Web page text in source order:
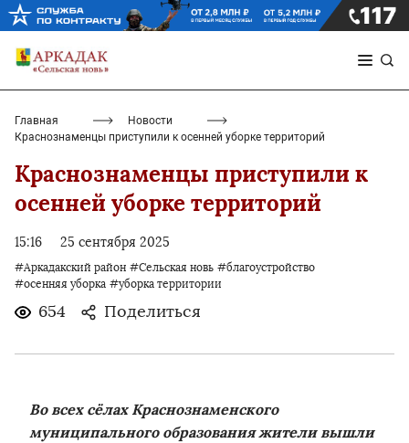
Главная
Новости
Краснознаменцы приступили к осенней уборке территорий
Краснознаменцы приступили к
осенней уборке территорий
15:16 25 сентября 2025
#Аркадакский район #Сельская новь #благоустройство
#осенняя уборка #уборка территории
654 Поделиться
Во всех сёлах Краснознаменского
муниципального образования жители вышли